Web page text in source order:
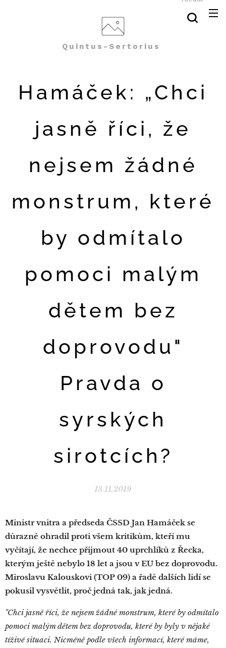
Quintus-Sertorius
Hamáček: „Chci
jasně říci, že
nejsem žádné
monstrum, které
by odmítalo
pomoci malým
dětem bez
doprovodu"
Pravda o
syrských
sirotcích?
13.11.2019
Ministr vnitra a předseda ČSSD Jan Hamáček se
důrazně ohradil proti všem kritikům, kteří mu
vyčítají, že nechce přijmout 40 uprchlíků z Řecka,
kterým ještě nebylo 18 let a jsou v EU bez doprovodu.
Miroslavu Kalouskovi (TOP 09) a řadě dalších lidí se
pokusil vysvětlit, proč jedná tak, jak jedná.
"Chci jasně říci, že nejsem žádné monstrum, které by odmítalo
pomoci malým dětem bez doprovodu, které by byly v nějaké
tíživé situaci. Nicméně podle všech informací, které máme,